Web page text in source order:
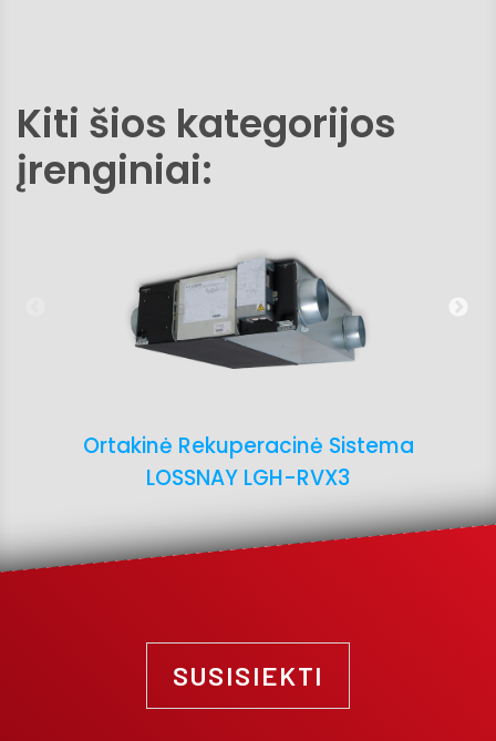
Kiti šios kategorijos
įrenginiai:
Ortakinė Rekuperacinė Sistema
LOSSNAY LGH-RVX3
SUSISIEKTI